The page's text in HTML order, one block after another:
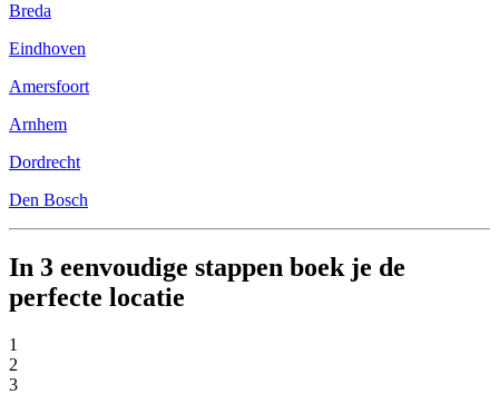
Breda
Eindhoven
Amersfoort
Arnhem
Dordrecht
Den Bosch
In 3 eenvoudige stappen boek je de
perfecte locatie
1
2
3